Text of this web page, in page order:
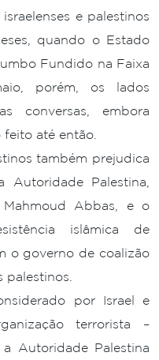
e palestinos
quando o Estado
Fundido na Faixa
porém, os lados
conversas, embora
até então.
também prejudica
Autoridade Palestina,
Abbas, e o
islâmica de
o governo de coalizão
por Israel e
terrorista –
Autoridade Palestina